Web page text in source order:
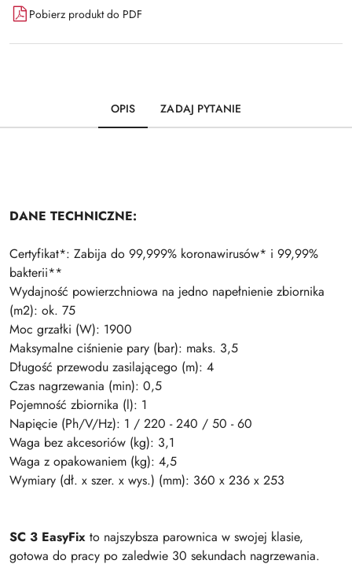
Pobierz produkt do PDF
OPIS ZADAJ PYTANIE
DANE TECHNICZNE:
Certyfikat*: Zabija do 99,999% koronawirusów* i 99,99%
bakterii**
Wydajność powierzchniowa na jedno napełnienie zbiornika
(m2): ok. 75
Moc grzałki (W): 1900
Maksymalne ciśnienie pary (bar): maks. 3,5
Długość przewodu zasilającego (m): 4
Czas nagrzewania (min): 0,5
Pojemność zbiornika (l): 1
Napięcie (Ph/V/Hz): 1 / 220 - 240 / 50 - 60
Waga bez akcesoriów (kg): 3,1
Waga z opakowaniem (kg): 4,5
Wymiary (dł. x szer. x wys.) (mm): 360 x 236 x 253
SC 3 EasyFix to najszybsza parownica w swojej klasie,
gotowa do pracy po zaledwie 30 sekundach nagrzewania.